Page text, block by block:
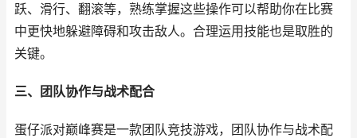
跃、滑行、翻滚等，熟练掌握这些操作可以帮助你在比赛
中更快地躲避障碍和攻击敌人。合理运用技能也是取胜的
关键。
三、团队协作与战术配合
蛋仔派对巅峰赛是一款团队竞技游戏，团队协作与战术配